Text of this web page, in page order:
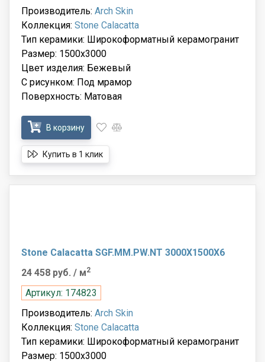
Производитель: Arch Skin
Коллекция: Stone Calacatta
Тип керамики: Широкоформатный керамогранит
Размер: 1500x3000
Цвет изделия: Бежевый
С рисунком: Под мрамор
Поверхность: Матовая
В корзину
Купить в 1 клик
Stone Calacatta SGF.MM.PW.NT 3000X1500X6
24 458 руб. / м2
Артикул: 174823
Производитель: Arch Skin
Коллекция: Stone Calacatta
Тип керамики: Широкоформатный керамогранит
Размер: 1500x3000